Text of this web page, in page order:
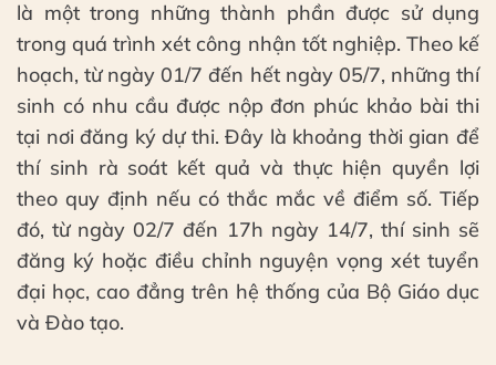
là một trong những thành phần được sử dụng
trong quá trình xét công nhận tốt nghiệp. Theo kế
hoạch, từ ngày 01/7 đến hết ngày 05/7, những thí
sinh có nhu cầu được nộp đơn phúc khảo bài thi
tại nơi đăng ký dự thi. Đây là khoảng thời gian để
thí sinh rà soát kết quả và thực hiện quyền lợi
theo quy định nếu có thắc mắc về điểm số. Tiếp
đó, từ ngày 02/7 đến 17h ngày 14/7, thí sinh sẽ
đăng ký hoặc điều chỉnh nguyện vọng xét tuyển
đại học, cao đẳng trên hệ thống của Bộ Giáo dục
và Đào tạo.